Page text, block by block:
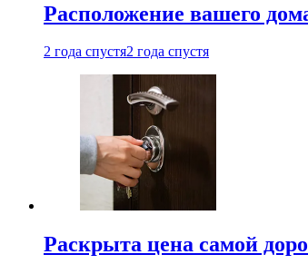
Расположение вашего
2 года спустя2 года спустя
Раскрыта цена самой